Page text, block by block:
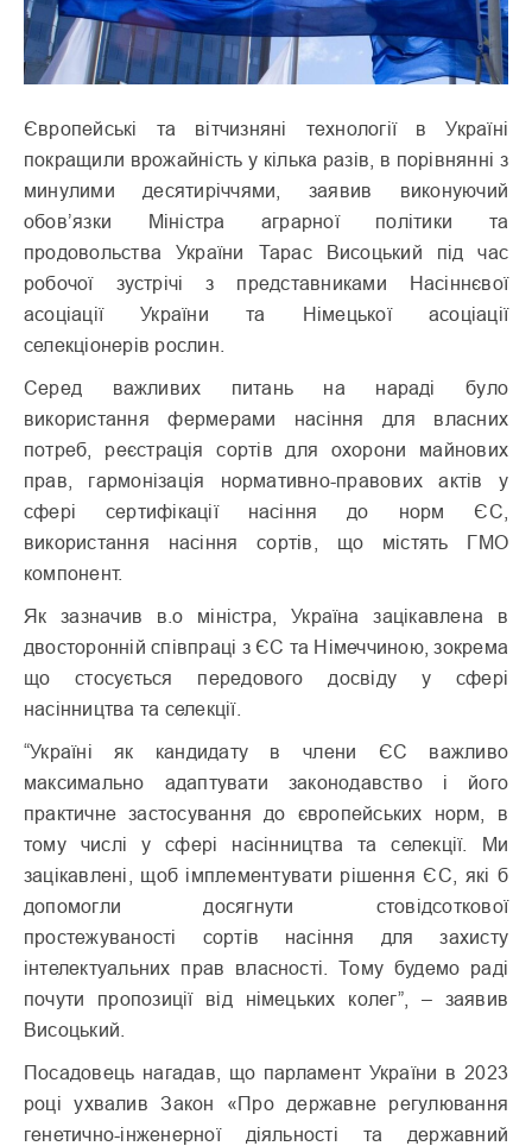
Європейські та вітчизняні технології в Україні
покращили врожайність у кілька разів, в порівнянні з
минулими десятиріччями, заявив виконуючий
обов’язки Міністра аграрної політики та
продовольства України Тарас Висоцький під час
робочої зустрічі з представниками Насіннєвої
асоціації України та Німецької асоціації
селекціонерів рослин.
Серед важливих питань на нараді було
використання фермерами насіння для власних
потреб, реєстрація сортів для охорони майнових
прав, гармонізація нормативно-правових актів у
сфері сертифікації насіння до норм ЄС,
використання насіння сортів, що містять ГМО
компонент.
Як зазначив в.о міністра, Україна зацікавлена в
двосторонній співпраці з ЄС та Німеччиною, зокрема
що стосується передового досвіду у сфері
насінництва та селекції.
“Україні як кандидату в члени ЄС важливо
максимально адаптувати законодавство і його
практичне застосування до європейських норм, в
тому числі у сфері насінництва та селекції. Ми
зацікавлені, щоб імплементувати рішення ЄС, які б
допомогли досягнути стовідсоткової
простежуваності сортів насіння для захисту
інтелектуальних прав власності. Тому будемо раді
почути пропозиції від німецьких колег”, – заявив
Висоцький.
Посадовець нагадав, що парламент України в 2023
році ухвалив Закон «Про державне регулювання
генетично-інженерної діяльності та державний